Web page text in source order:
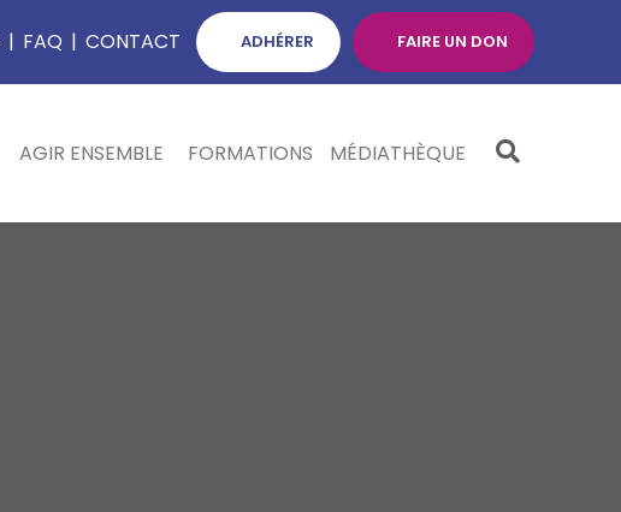
| FAQ | CONTACT ADHÉRER FAIRE UN DON
AGIR ENSEMBLE FORMATIONS MÉDIATHÈQUE